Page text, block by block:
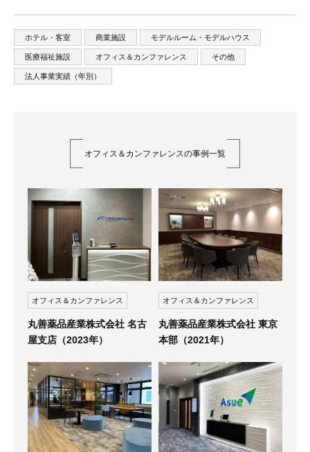
ホテル・客室 商業施設 モデルルーム・モデルハウス
医療福祉施設 オフィス＆カンファレンス その他
法人事業実績（年別）
オフィス＆カンファレンスの事例一覧
オフィス＆カンファレンス
丸善薬品産業株式会社 名古
屋支店（2023年）
オフィス＆カンファレンス
丸善薬品産業株式会社 東京
本部（2021年）